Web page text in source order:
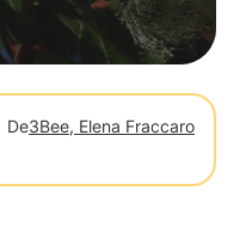
De3Bee, Elena Fraccaro